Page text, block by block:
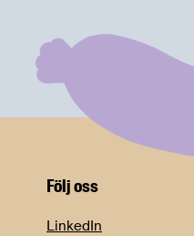
Följ oss
LinkedIn